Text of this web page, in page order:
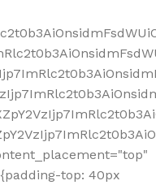
top: 40px